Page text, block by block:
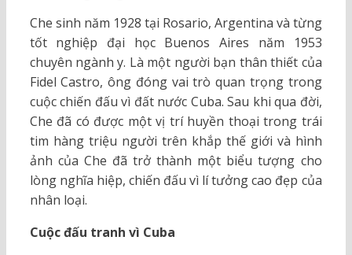
Che sinh năm 1928 tại Rosario, Argentina và từng
tốt nghiệp đại học Buenos Aires năm 1953
chuyên ngành y. Là một người bạn thân thiết của
Fidel Castro, ông đóng vai trò quan trọng trong
cuộc chiến đấu vì đất nước Cuba. Sau khi qua đời,
Che đã có được một vị trí huyền thoại trong trái
tim hàng triệu người trên khắp thế giới và hình
ảnh của Che đã trở thành một biểu tượng cho
lòng nghĩa hiệp, chiến đấu vì lí tưởng cao đẹp của
nhân loại.
Cuộc đấu tranh vì Cuba